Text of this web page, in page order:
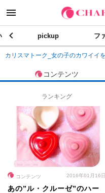
pickup フ
カリスマトーク_女の子のカワイイ
コンテンツ
ランキング
コンテンツ 2016年01月16日
あの”ル・クルーゼ”のハー